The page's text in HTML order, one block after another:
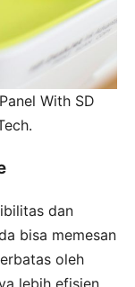
With SD
dan
bisa memesan
oleh